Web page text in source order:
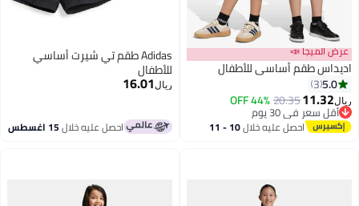
عرض الميجا 📣
اديداس طقم أساسي للأطفال
5.0
3
ريال11.32
20.35
44% OFF
أقل سعر في 30 يوم
أقل سعر في 30 يوماحصل عليه خلال 10 - 11
Adidas طقم تي شيرت أساسي
للأطفال
ريال16.01
احصل عليه خلال15 اغسطس